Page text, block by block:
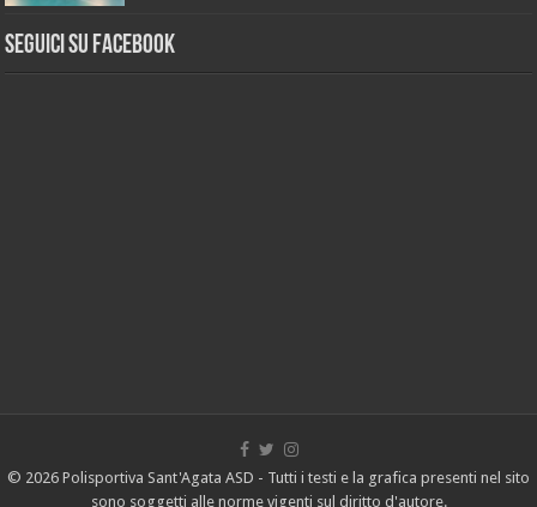
Seguici su Facebook
© 2026 Polisportiva Sant'Agata ASD - Tutti i testi e la grafica presenti nel sito
sono soggetti alle norme vigenti sul diritto d'autore.